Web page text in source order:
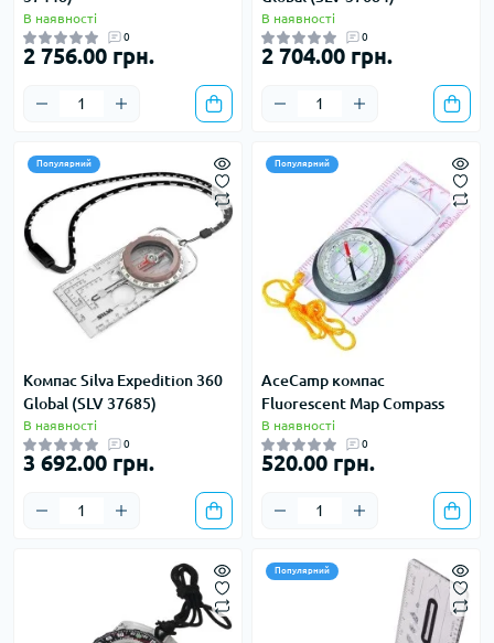
В наявності
0
2 756.00 грн.
В наявності
0
2 704.00 грн.
Популярний
Компас Silva Expedition 360
Global (SLV 37685)
В наявності
0
3 692.00 грн.
Популярний
AceCamp компас
Fluorescent Map Compass
В наявності
0
520.00 грн.
Популярний